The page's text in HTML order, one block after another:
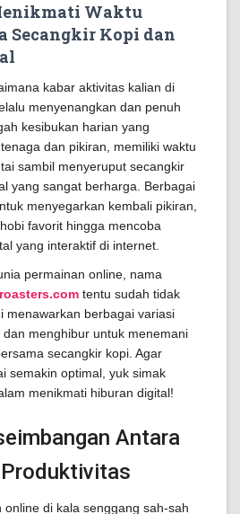
Waktu
Secangkir Kopi dan
kabar aktivitas kalian di
menyenangkan dan penuh
kesibukan harian yang
dan pikiran, memiliki waktu
sambil menyeruput secangkir
yang sangat berharga. Berbagai
menyegarkan kembali pikiran,
favorit hingga mencoba
yang interaktif di internet.
permainan online, nama
tentu sudah tidak
menawarkan berbagai variasi
menghibur untuk menemani
secangkir kopi. Agar
semakin optimal, yuk simak
menikmati hiburan digital!
Antara
online di kala senggang sah-sah